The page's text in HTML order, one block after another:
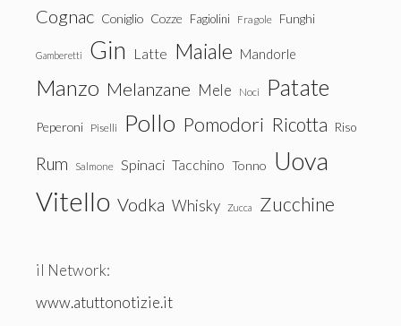
Cognac Coniglio Cozze Fagiolini Fragole Funghi
Gamberetti Gin Latte Maiale Mandorle
Manzo Melanzane Mele Noci Patate
Peperoni Piselli Pollo Pomodori Ricotta Riso
Rum Salmone Spinaci Tacchino Tonno Uova
Vitello Vodka Whisky Zucca Zucchine
il Network:
www.atuttonotizie.it